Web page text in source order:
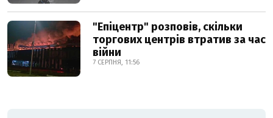
"Епіцентр" розповів, скільки
торгових центрів втратив за час
війни
7 СЕРПНЯ, 11:56